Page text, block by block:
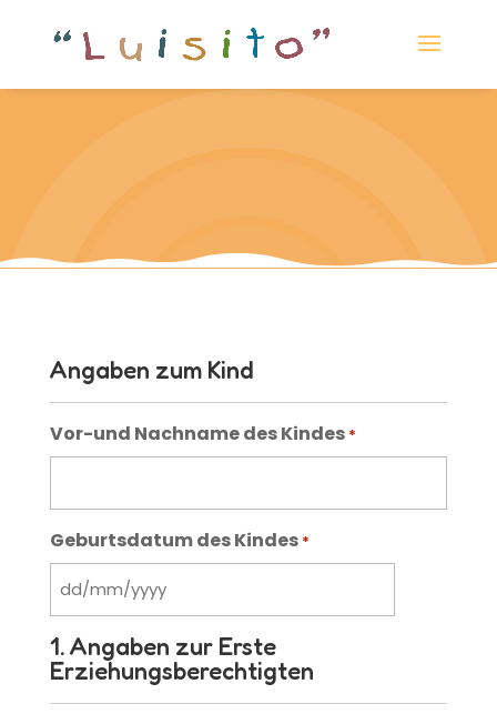
Angaben zum Kind
Vor-und Nachname des Kindes *
Geburtsdatum des Kindes *
DD
MM
slash
YYYY
1. Angaben zur Erste
Erziehungsberechtigten